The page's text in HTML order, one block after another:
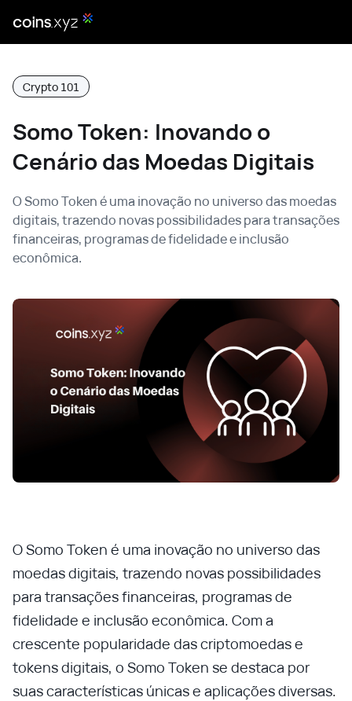
Crypto 101
Somo Token: Inovando o
Cenário das Moedas Digitais
O Somo Token é uma inovação no universo das moedas
digitais, trazendo novas possibilidades para transações
financeiras, programas de fidelidade e inclusão
econômica.
O Somo Token é uma inovação no universo das
moedas digitais, trazendo novas possibilidades
para transações financeiras, programas de
fidelidade e inclusão econômica. Com a
crescente popularidade das criptomoedas e
tokens digitais, o Somo Token se destaca por
suas características únicas e aplicações diversas.